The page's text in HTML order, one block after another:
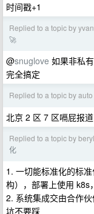
时间戳+1
Replied to a topic by
🚀
@snuglove 如果非私
完全搞定
Replied to a topic by auto
北京 2 区 7 区嗝屁报道
Replied to a topic by beryl
化
1. 一切能标准化的标
构），部署上使用 k8s
2. 系统集成交由合作
坑不要踩